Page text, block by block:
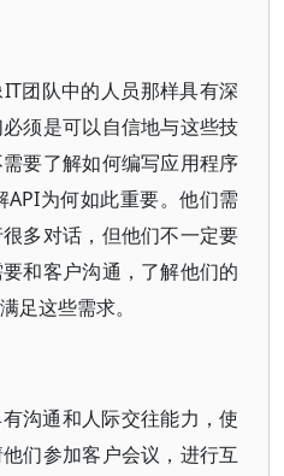
团队中的人员那样具有深
须是可以自信地与这些技
要了解如何编写应用程序
为何如此重要。他们需
多对话，但他们不一定要
和客户沟通，了解他们的
足这些需求。
沟通和人际交往能力，使
们参加客户会议，进行互